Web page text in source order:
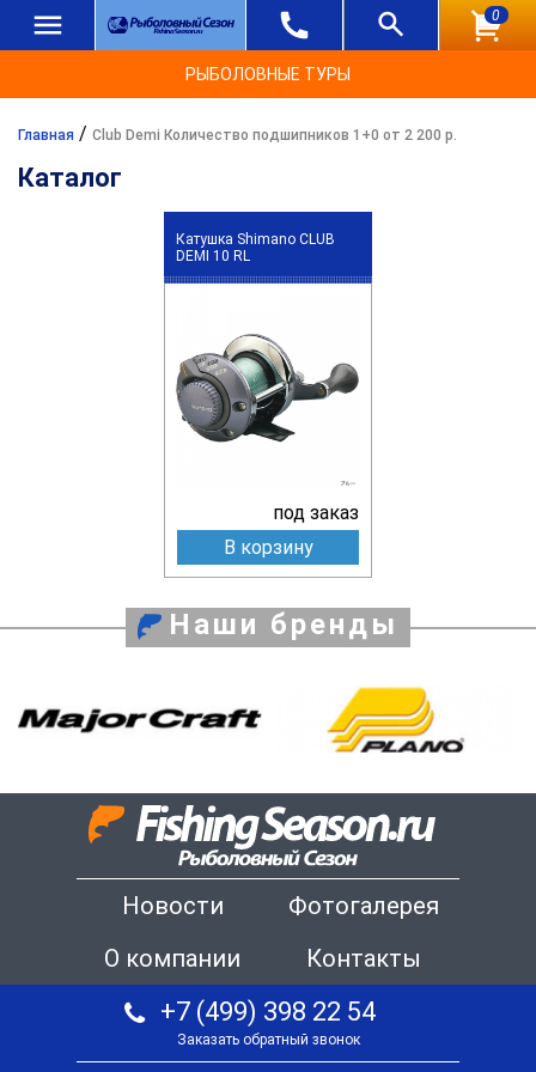
0
РЫБОЛОВНЫЕ ТУРЫ
Главная / Club Demi Количество подшипников 1+0 от 2 200 р.
Каталог
Катушка Shimano CLUB
DEMI 10 RL
под заказ
В корзину
Наши бренды
Новости
Фотогалерея
О компании
Контакты
+7 (499) 398 22 54
Заказать обратный звонок